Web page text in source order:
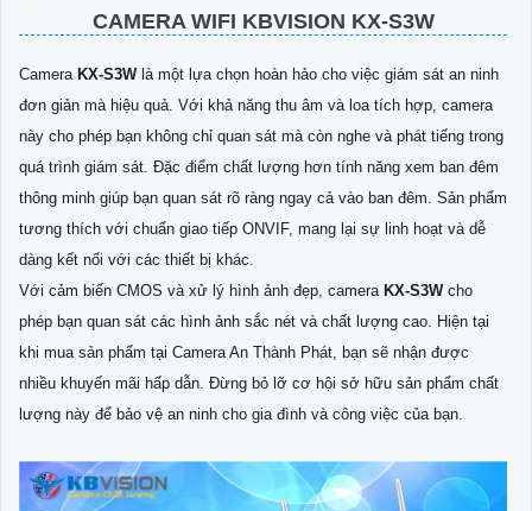
CAMERA WIFI KBVISION KX-S3W
Camera KX-S3W là một lựa chọn hoàn hảo cho việc giám sát an ninh
đơn giản mà hiệu quả. Với khả năng thu âm và loa tích hợp, camera
này cho phép bạn không chỉ quan sát mà còn nghe và phát tiếng trong
quá trình giám sát. Đặc điểm chất lượng hơn tính năng xem ban đêm
thông minh giúp bạn quan sát rõ ràng ngay cả vào ban đêm. Sản phẩm
tương thích với chuẩn giao tiếp ONVIF, mang lại sự linh hoạt và dễ
dàng kết nối với các thiết bị khác.
Với cảm biến CMOS và xử lý hình ảnh đẹp, camera KX-S3W cho
phép bạn quan sát các hình ảnh sắc nét và chất lượng cao. Hiện tại
khi mua sản phẩm tại Camera An Thành Phát, bạn sẽ nhận được
nhiều khuyến mãi hấp dẫn. Đừng bỏ lỡ cơ hội sở hữu sản phẩm chất
lượng này để bảo vệ an ninh cho gia đình và công việc của bạn.